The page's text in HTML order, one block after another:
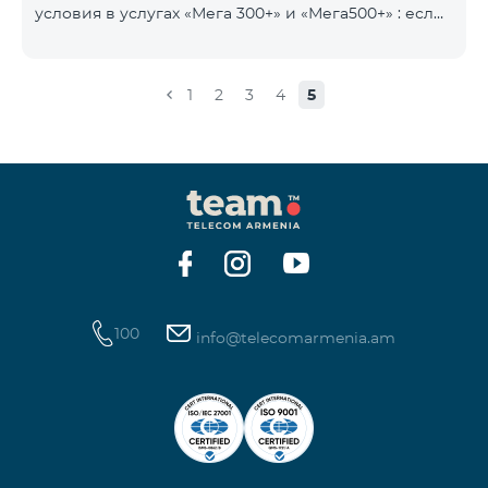
условия в услугах «Мега 300+» и «Мега500+» : если
продлевается, остаток неиспользованного
1 2 3 4 5
100 info@telecomarmenia.am